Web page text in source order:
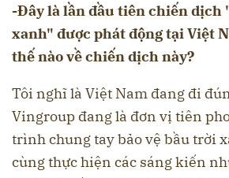
-Đây là lần đầu tiên chiến dịch
xanh" được phát động tại Việt
thế nào về chiến dịch này?
Tôi nghĩ là Việt Nam đang đi
Vingroup đang là đơn vị tiên
trình chung tay bảo vệ bầu trời
cùng thực hiện các sáng kiến